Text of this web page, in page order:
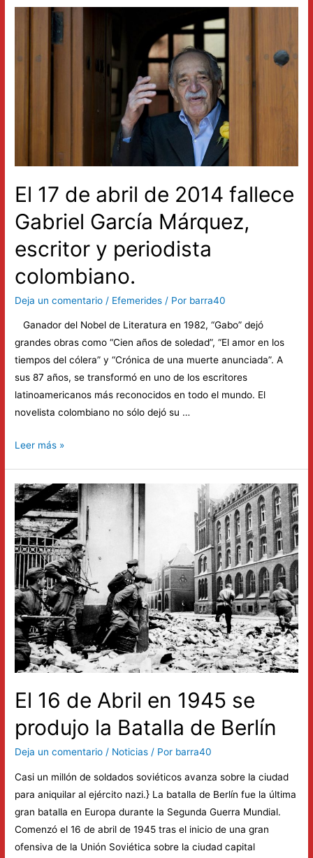
celebra
El 17 de abril de 2014 fallece
Gabriel García Márquez,
escritor y periodista
colombiano.
Deja un comentario / Efemerides / Por barra40
Ganador del Nobel de Literatura en 1982, “Gabo” dejó
grandes obras como “Cien años de soledad”, “El amor en los
tiempos del cólera” y “Crónica de una muerte anunciada”. A
sus 87 años, se transformó en uno de los escritores
latinoamericanos más reconocidos en todo el mundo. El
novelista colombiano no sólo dejó su …
El
abril
de
2014
fallece
Gabriel
García
Márquez,
escritor
y
periodista
colombiano.
Leer más »
El 16 de Abril en 1945 se
produjo la Batalla de Berlín
Deja un comentario / Noticias / Por barra40
Casi un millón de soldados soviéticos avanza sobre la ciudad
para aniquilar al ejército nazi.} La batalla de Berlín fue la última
gran batalla en Europa durante la Segunda Guerra Mundial.
Comenzó el 16 de abril de 1945 tras el inicio de una gran
ofensiva de la Unión Soviética sobre la ciudad capital